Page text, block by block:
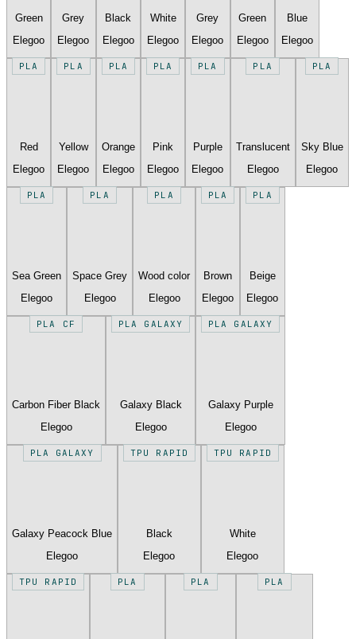
Green
Elegoo
Grey
Elegoo
Black
Elegoo
White
Elegoo
Grey
Elegoo
Green
Elegoo
Blue
Elegoo
PLA
Red
Elegoo
PLA
Yellow
Elegoo
PLA
Orange
Elegoo
PLA
Pink
Elegoo
PLA
Purple
Elegoo
PLA
Translucent
Elegoo
PLA
Sky Blue
Elegoo
PLA
Sea Green
Elegoo
PLA
Space Grey
Elegoo
PLA
Wood color
Elegoo
PLA
Brown
Elegoo
PLA
Beige
Elegoo
PLA CF
Carbon Fiber Black
Elegoo
PLA GALAXY
Galaxy Black
Elegoo
PLA GALAXY
Galaxy Purple
Elegoo
PLA GALAXY
Galaxy Peacock Blue
Elegoo
TPU RAPID
Black
Elegoo
TPU RAPID
White
Elegoo
TPU RAPID PLA PLA PLA